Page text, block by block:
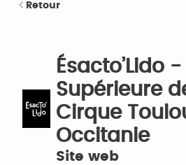
Retour
Ésacto’Lido
Supérieure
Cirque
Occitanie
Site web